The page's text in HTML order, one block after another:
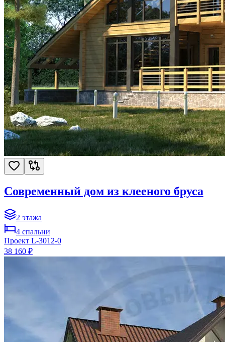
Современный дом из клееного бруса
2 этажа
4 спальни
Проект L-3012-0
38 160 ₽